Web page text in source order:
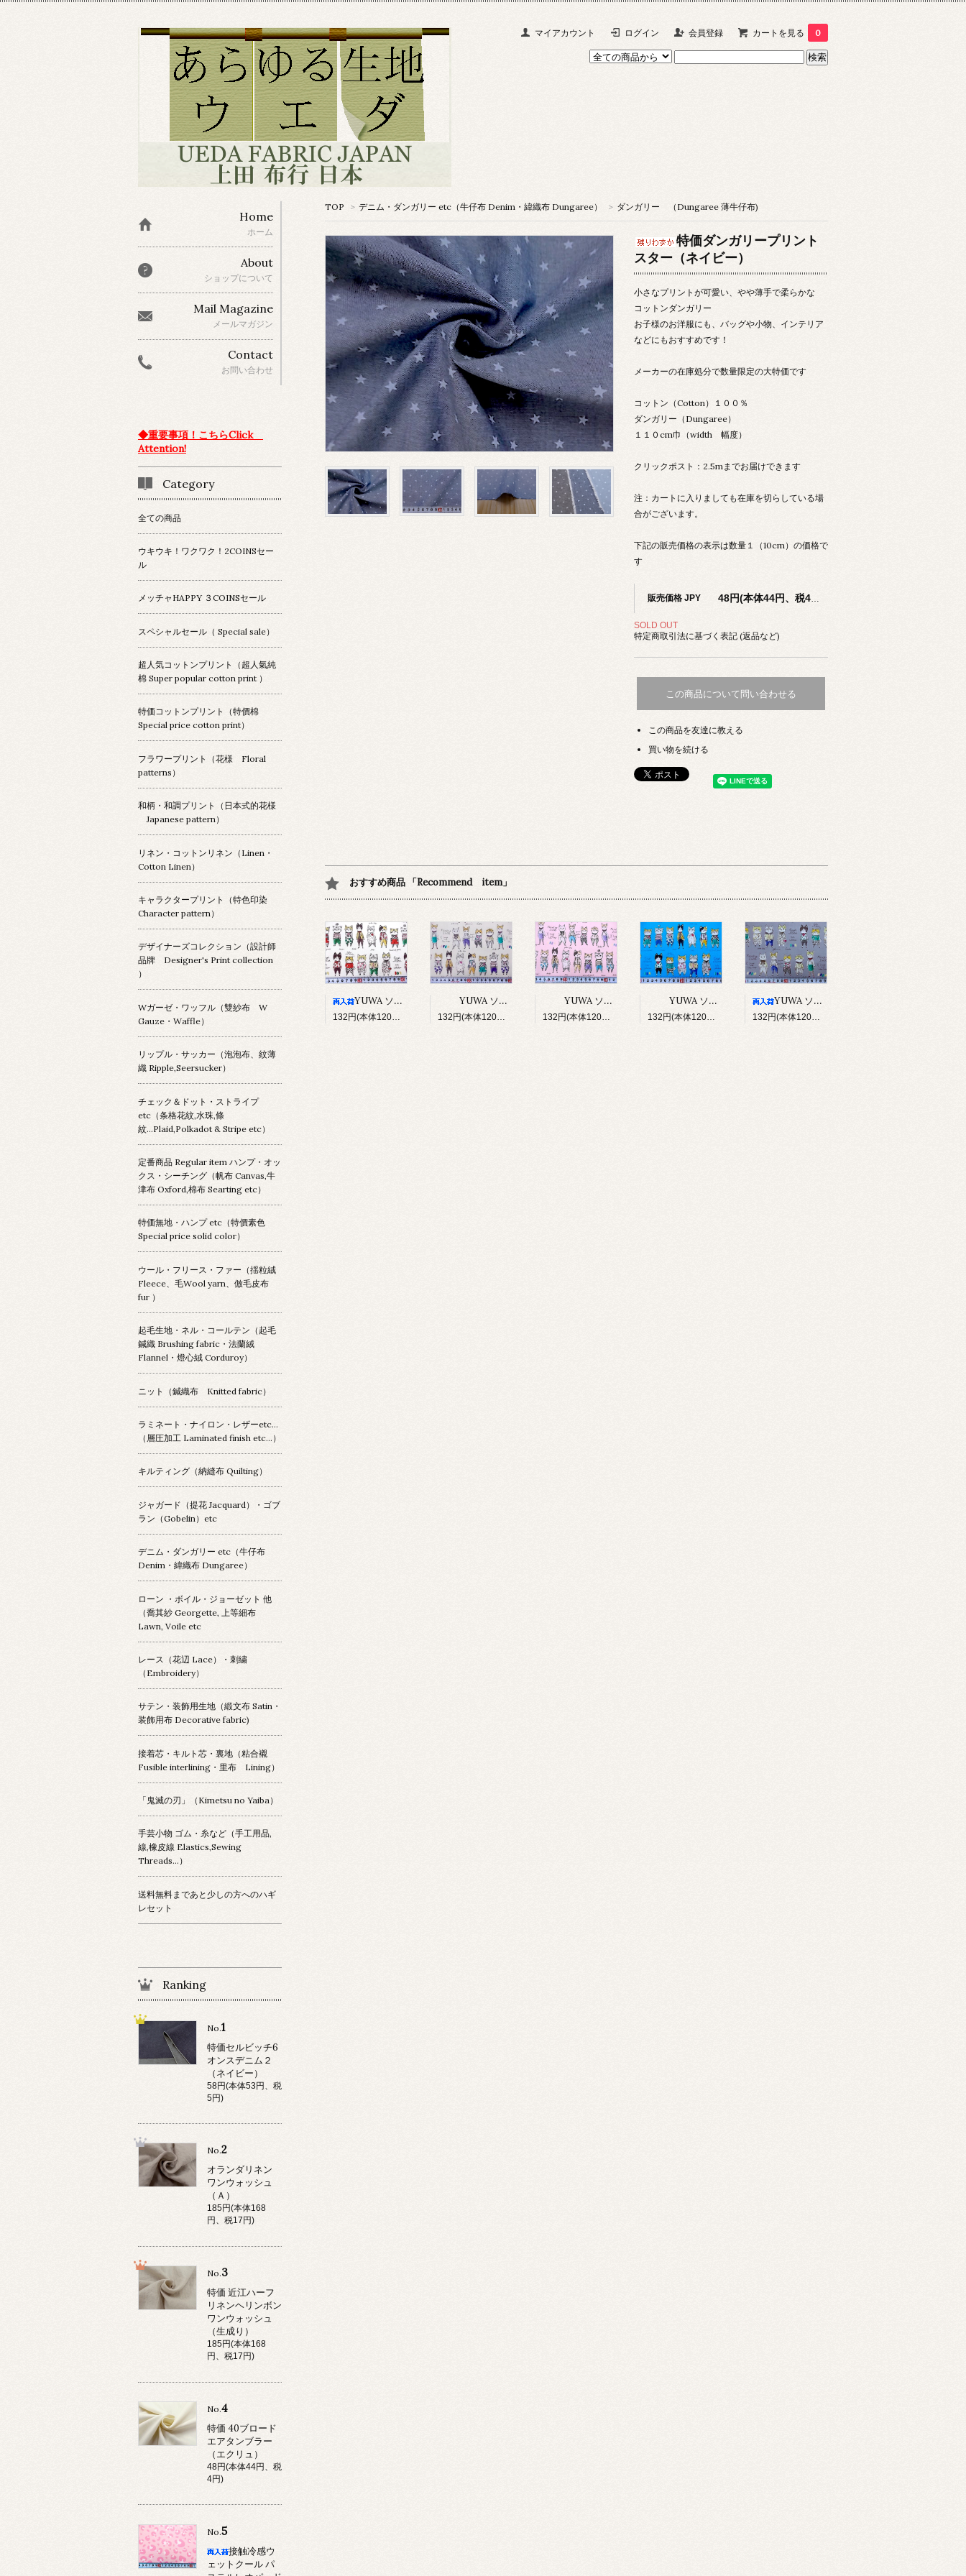
マイアカウント ログイン 会員登録 カートを見る 0
TOP > デニム・ダンガリー etc（牛仔布 Denim・緯織布 Dungaree） > ダンガリー （Dungaree 薄牛仔布)
特価ダンガリープリント
スター（ネイビー）
小さなプリントが可愛い、やや薄手で柔らかな
コットンダンガリー
お子様のお洋服にも、バッグや小物、インテリア
などにもおすすめです！
メーカーの在庫処分で数量限定の大特価です
コットン（Cotton）１００％
ダンガリー（Dungaree）
１１０cm巾（width 幅度）
クリックポスト：2.5mまでお届けできます
注：カートに入りましても在庫を切らしている場
合がございます。
下記の販売価格の表示は数量１（10cm）の価格で
す
販売価格 JPY
SOLD OUT
特定商取引法に基づく表記 (返品など)
この商品について問い合わせる
この商品を友達に教える
買い物を続ける
おすすめ商品 「Recommend item」
YUWA ソバカスキッズ Rough sketch（アイボリー） YUWA ソバカスキッズ Rough sketch（ライトグレージュ） YUWA ソバカスキッズ Rough sketch（ライトピンク） YUWA ソバカスキッズ Rough sketch（ブルー） YUWA ソバカスキッズ Rough sketch（グレー）
Home
ホーム
About
ショップについて
Mail Magazine
メールマガジン
Contact
お問い合わせ
◆重要事項！こちらClick
Attention!
Category
全ての商品
ウキウキ！ワクワク！2COINSセー
ル
メッチャHAPPY ３COINSセール
スペシャルセール（ Special sale）
超人気コットンプリント（超人氣純
棉 Super popular cotton print ）
特価コットンプリント（特價棉
Special price cotton print）
フラワープリント（花様 Floral
patterns）
和柄・和調プリント（日本式的花様
Japanese pattern）
リネン・コットンリネン（Linen・
Cotton Linen）
キャラクタープリント（特色印染
Character pattern）
デザイナーズコレクション（設計師
品牌 Designer's Print collection
）
Wガーゼ・ワッフル（雙紗布 W
Gauze・Waffle）
リップル・サッカー（泡泡布、紋薄
織 Ripple,Seersucker）
チェック＆ドット・ストライプ
etc（条格花紋,水珠,條
紋...Plaid,Polkadot & Stripe etc）
定番商品 Regular item ハンプ・オッ
クス・シーチング（帆布 Canvas,牛
津布 Oxford,棉布 Searting etc）
特価無地・ハンプ etc（特價素色
Special price solid color）
ウール・フリース・ファー（揺粒絨
Fleece、毛Wool yarn、倣毛皮布
fur ）
起毛生地・ネル・コールテン（起毛
鍼織 Brushing fabric・法蘭絨
Flannel・燈心絨 Corduroy）
ニット（鍼織布 Knitted fabric）
ラミネート・ナイロン・レザーetc…
（層圧加工 Laminated finish etc…）
キルティング（納縫布 Quilting）
ジャガード（提花 Jacquard）・ゴブ
ラン（Gobelin）etc
デニム・ダンガリー etc（牛仔布
Denim・緯織布 Dungaree）
ローン ・ボイル・ジョーゼット 他
（喬其紗 Georgette, 上等細布
Lawn, Voile etc
レース（花辺 Lace）・刺繍
（Embroidery）
サテン・装飾用生地（緞文布 Satin・
装飾用布 Decorative fabric)
接着芯・キルト芯・裏地（粘合襯
Fusible interlining・里布 Lining）
「鬼滅の刃」（Kimetsu no Yaiba）
手芸小物 ゴム・糸など（手工用品,
線,橡皮線 Elastics,Sewing
Threads...）
送料無料まであと少しの方へのハギ
レセット
Ranking
No.1
特価セルビッチ6
オンスデニム２
（ネイビー）
58円(本体53円、税
5円)
No.2
オランダリネン
ワンウォッシュ
（Ａ）
185円(本体168
円、税17円)
No.3
特価 近江ハーフ
リネンヘリンボン
ワンウォッシュ
（生成り）
185円(本体168
円、税17円)
No.4
特価 40ブロード
エアタンブラー
（エクリュ）
48円(本体44円、税
4円)
No.5
接触冷感ウ
ェットクール パ